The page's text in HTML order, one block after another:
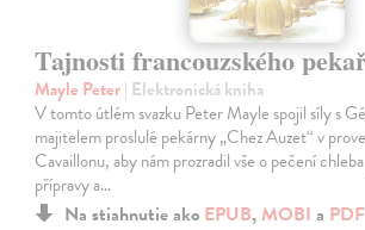
Tajnosti francouzského
Mayle Peter| Elektronická kniha
V tomto útlém svazku Peter Mayle spojil síly s
majitelem proslulé pekárny „Chez Auzet“ v
Cavaillonu, aby nám prozradil vše o pečení
přípravy a…
Na stiahnutie ako EPUB, MOBI a PDF